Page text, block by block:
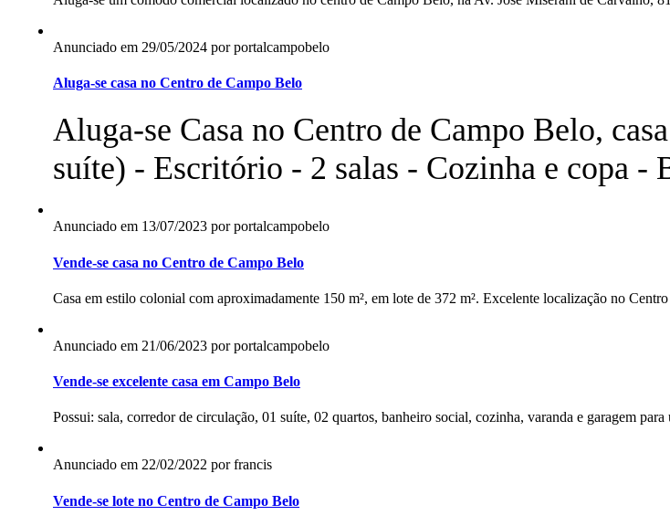
Anunciado em 29/05/2024 por portalcampobelo
Aluga-se casa no Centro de Campo Belo
Aluga-se Casa no Centro de Campo Belo,
suíte) - Escritório - 2 salas - Cozinha e copa -
Anunciado em 13/07/2023 por portalcampobelo
Vende-se casa no Centro de Campo Belo
Casa em estilo colonial com aproximadamente 150 m², em lote de 372 m². Excelente localização no
Anunciado em 21/06/2023 por portalcampobelo
Vende-se excelente casa em Campo Belo
Possui: sala, corredor de circulação, 01 suíte, 02 quartos, banheiro social, cozinha, varanda e garagem
Anunciado em 22/02/2022 por francis
Vende-se lote no Centro de Campo Belo